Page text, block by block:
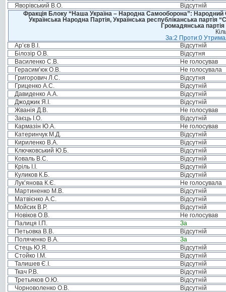
Яворівський В.О.
Відсутній
Фракція Блоку “Наша Україна – Народна Самооборона”: Народний
Українська Народна Партія, Українська республіканська
Громадянська
За:2 Проти:0
Ар’єв В.І.
Відсутній
Білозір О.В.
Відсутня
Василенко С.В.
Не голосував
Герасим’юк О.В.
Не голосувала
Григорович Л.С.
Відсутня
Гриценко А.С.
Відсутній
Давиденко А.А.
Відсутній
Джоджик Я.І.
Відсутній
Жванія Д.В.
Не голосував
Заєць І.О.
Відсутній
Кармазін Ю.А.
Не голосував
Катеринчук М.Д.
Відсутній
Кириленко В.А.
Відсутній
Ключковський Ю.Б.
Відсутній
Коваль В.С.
Відсутній
Кріль І.І.
Відсутній
Куликов К.Б.
Відсутній
Лук’янова К.Є.
Не голосувала
Мартиненко М.В.
Відсутній
Матвієнко А.С.
Відсутній
Мойсик В.Р.
Відсутній
Новіков О.В.
Не голосував
Палиця І.П.
За
Петьовка В.В.
Відсутній
Поляченко В.А.
За
Стець Ю.Я.
Відсутній
Стойко І.М.
Відсутній
Талишев Є.І.
Відсутній
Ткач Р.В.
Відсутній
Третьяков О.Ю.
Відсутній
Чорноволенко О.В.
Відсутній